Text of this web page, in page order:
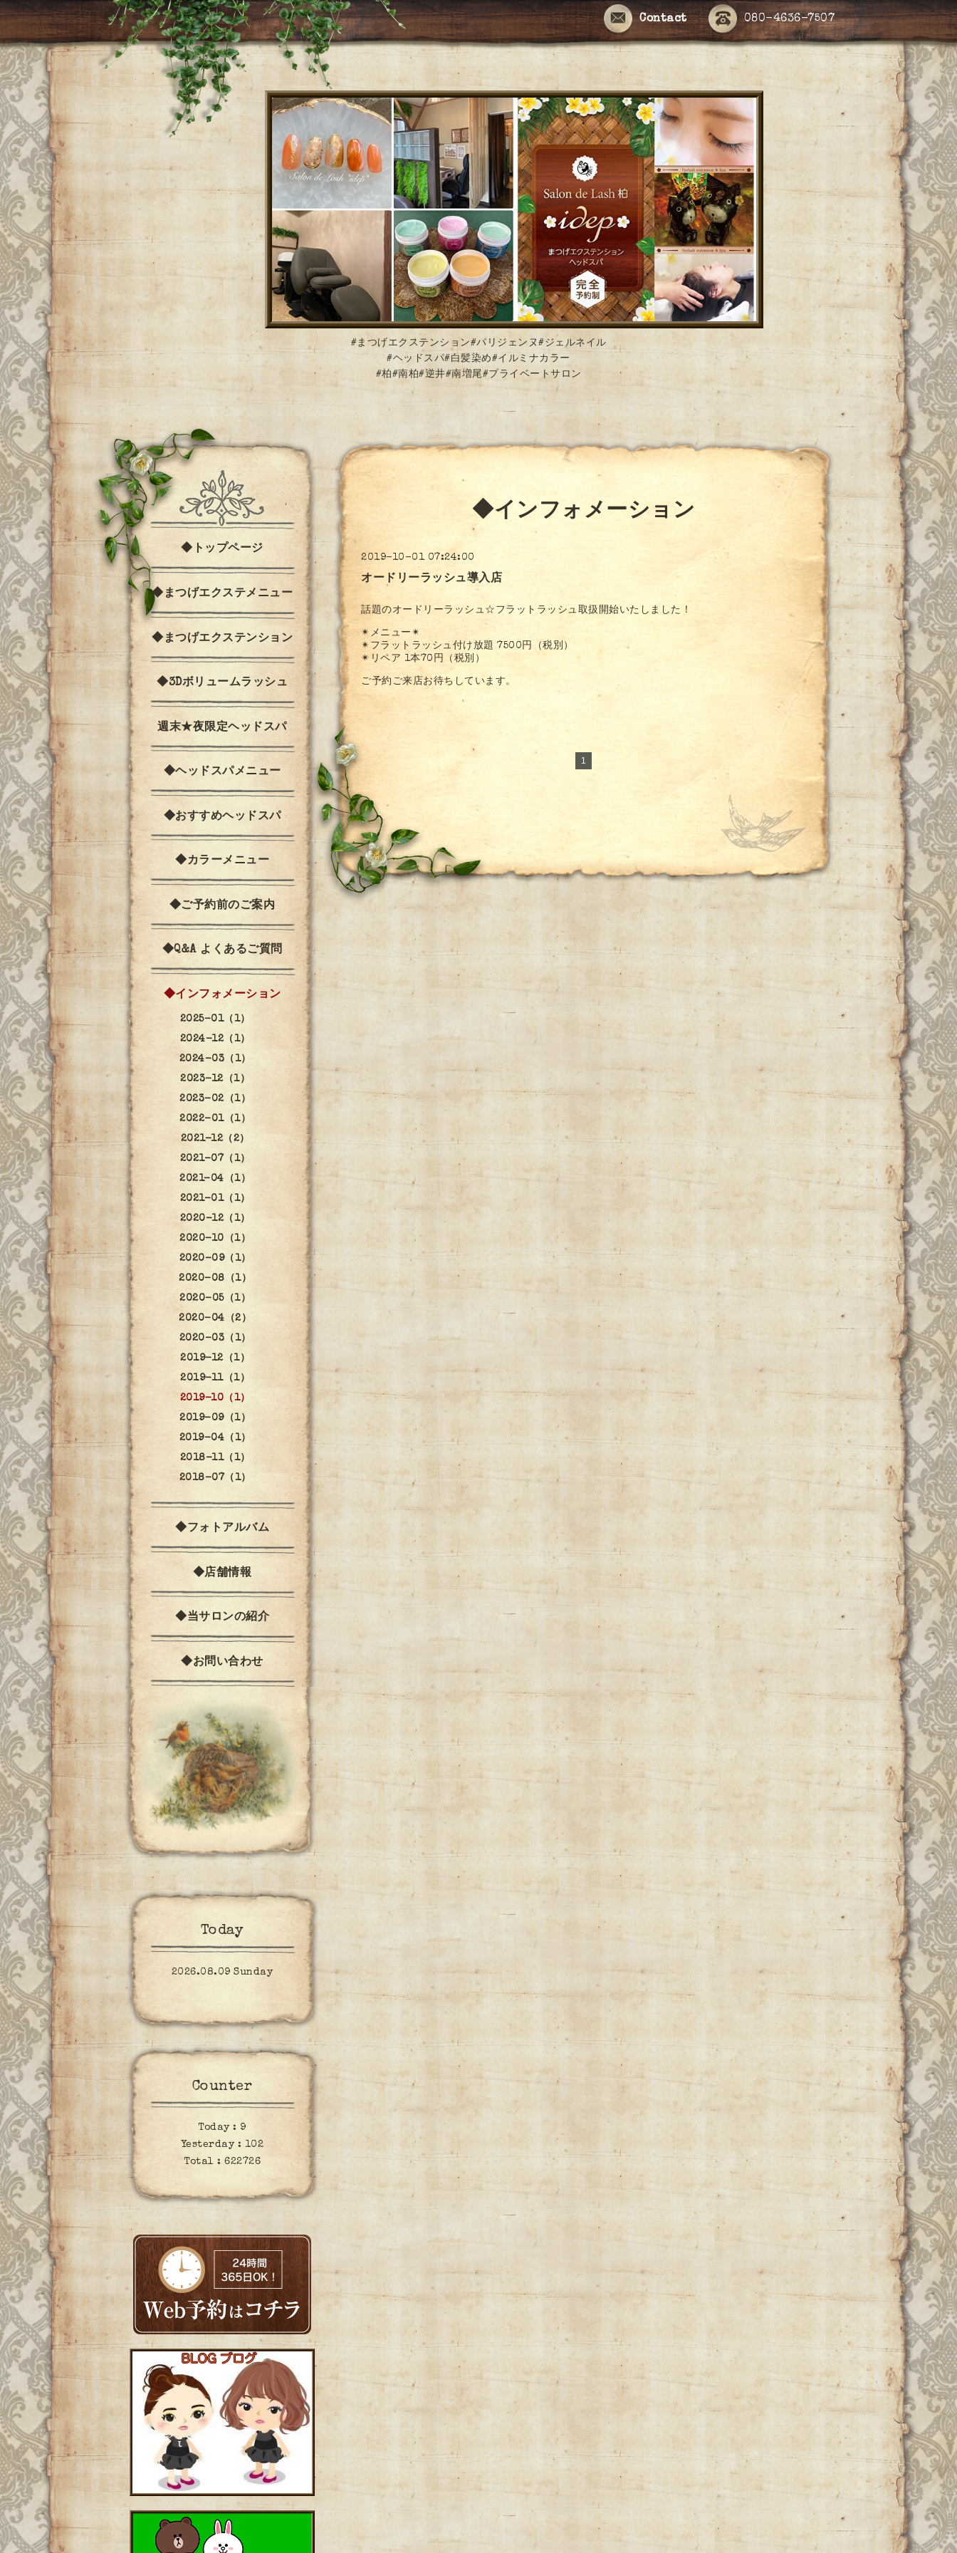
080-4636-7507
Contact
#まつげエクステンション#パリジェンヌ#ジェルネイル
#ヘッドスパ#白髪染め#イルミナカラー
#柏#南柏#逆井#南増尾#プライベートサロン
◆インフォメーション
2019-10-01 07:24:00
オードリーラッシュ導入店
話題のオードリーラッシュ☆フラットラッシュ取扱開始いたしました！
✴︎メニュー✴︎
✴︎フラットラッシュ付け放題 7500円（税別）
✴︎リペア 1本70円（税別）
ご予約ご来店お待ちしています。
1
◆トップページ
◆まつげエクステメニュー
◆まつげエクステンション
◆3Dボリュームラッシュ
週末★夜限定ヘッドスパ
◆ヘッドスパメニュー
◆おすすめヘッドスパ
◆カラーメニュー
◆ご予約前のご案内
◆Q&A よくあるご質問
◆インフォメーション
2025-01（1）
2024-12（1）
2024-03（1）
2023-12（1）
2023-02（1）
2022-01（1）
2021-12（2）
2021-07（1）
2021-04（1）
2021-01（1）
2020-12（1）
2020-10（1）
2020-09（1）
2020-08（1）
2020-05（1）
2020-04（2）
2020-03（1）
2019-12（1）
2019-11（1）
2019-10（1）
2019-09（1）
2019-04（1）
2018-11（1）
2018-07（1）
◆フォトアルバム
◆店舗情報
◆当サロンの紹介
◆お問い合わせ
Today
2026.08.09 Sunday
Counter
Today : 9
Yesterday : 102
Total : 622726